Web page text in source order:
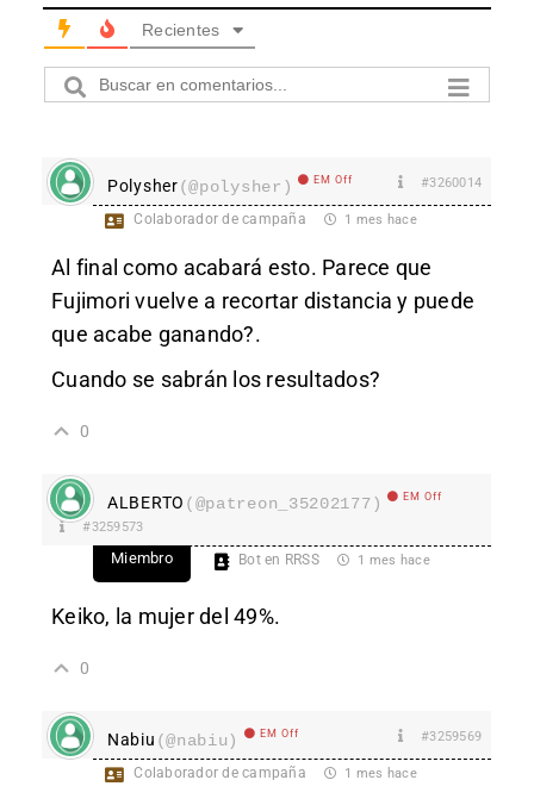
Recientes
Polysher(@polysher) EM Off #3260014
Colaborador de campaña 1 mes hace
Al final como acabará esto. Parece que
Fujimori vuelve a recortar distancia y puede
que acabe ganando?.
Cuando se sabrán los resultados?
0
ALBERTO (@patreon_35202177) EM Off
#3259573
Miembro Bot en RRSS 1 mes hace
Keiko, la mujer del 49%.
0
Nabiu (@nabiu) EM Off #3259569
Colaborador de campaña 1 mes hace